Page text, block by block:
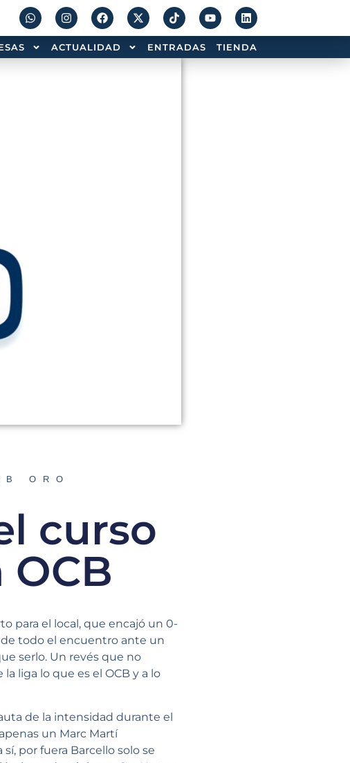
ACTUALIDAD ENTRADAS TIENDA
ORO
curso
para el local, que encajó un 0-
de todo el encuentro ante un
serlo. Un revés que no
liga lo que es el OCB y a lo
de la intensidad durante el
un Marc Martí
por fuera Barcello solo se